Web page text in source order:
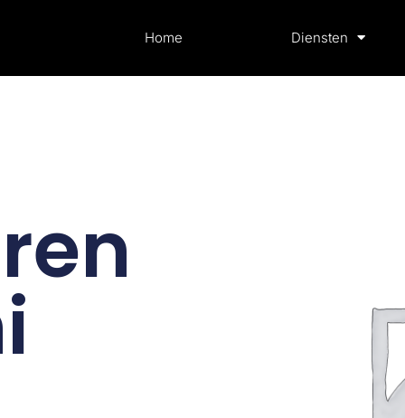
Home Diensten